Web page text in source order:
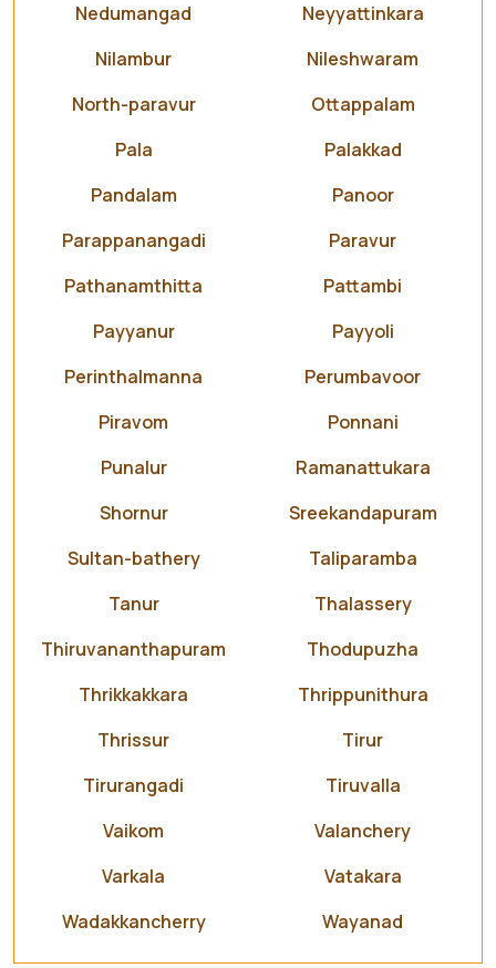
Nedumangad
Neyyattinkara
Nilambur
Nileshwaram
North-paravur
Ottappalam
Pala
Palakkad
Pandalam
Panoor
Parappanangadi
Paravur
Pathanamthitta
Pattambi
Payyanur
Payyoli
Perinthalmanna
Perumbavoor
Piravom
Ponnani
Punalur
Ramanattukara
Shornur
Sreekandapuram
Sultan-bathery
Taliparamba
Tanur
Thalassery
Thiruvananthapuram
Thodupuzha
Thrikkakkara
Thrippunithura
Thrissur
Tirur
Tirurangadi
Tiruvalla
Vaikom
Valanchery
Varkala
Vatakara
Wadakkancherry
Wayanad